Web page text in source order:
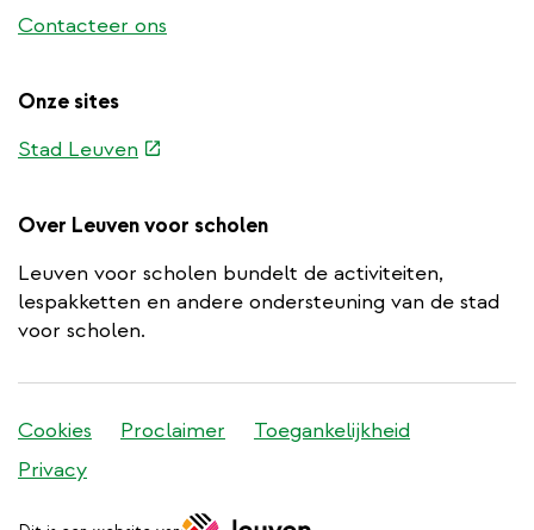
Contacteer ons
Onze sites
Stad Leuven (externe
Over Leuven voor scholen
Leuven voor scholen bundelt de activiteiten,
lespakketten en andere ondersteuning van de stad
voor scholen.
Stadleuven
footer
menu
Cookies Proclaimer
Toegankelijkheid
Privacy